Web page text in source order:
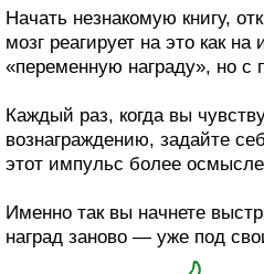
Начать незнакомую книгу,
мозг реагирует на это как
«переменную награду», но с
Каждый раз, когда вы
вознаграждению, задайте
этот импульс более
Именно так вы начнете
наград заново — уже под